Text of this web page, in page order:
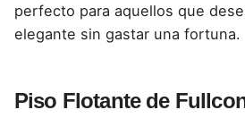
perfecto para aquellos que
elegante sin gastar una fortuna.
Piso Flotante de